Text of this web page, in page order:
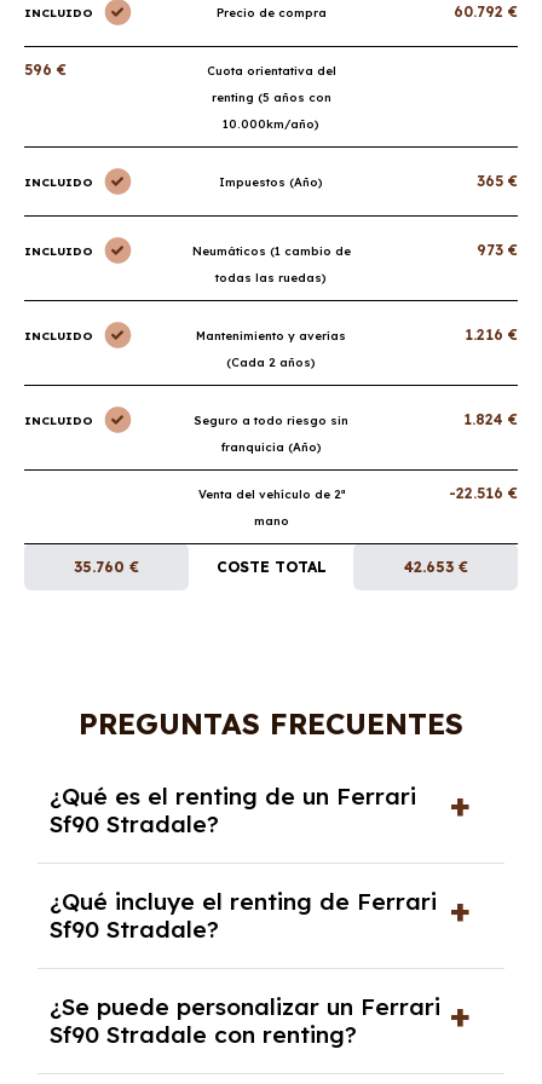
INCLUIDO Precio de compra 60.792 €
596 €
Cuota orientativa del
renting (5 años con
10.000km/año)
INCLUIDO Impuestos (Año) 365 €
INCLUIDO
Neumáticos (1 cambio de
todas las ruedas)
973 €
INCLUIDO
Mantenimiento y averías
(Cada 2 años)
1.216 €
INCLUIDO
Seguro a todo riesgo sin
franquicia (Año)
1.824 €
Venta del vehículo de 2ª
mano
-22.516 €
35.760 € COSTE TOTAL 42.653 €
PREGUNTAS FRECUENTES
¿Qué es el renting de un Ferrari
Sf90 Stradale?
contrato de alquiler a largo plazo en el que
pagas una cuota mensual fija por el uso del
coche durante un periodo determinado,
generalmente entre 2 y 5 años.
¿Qué incluye el renting de Ferrari
Sf90 Stradale?
seguro a todo riesgo, mantenimiento,
reparaciones, impuestos, asistencia en
carretera y gestión de la documentación.
¿Se puede personalizar un Ferrari
Sf90 Stradale con renting?